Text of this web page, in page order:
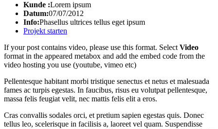
Kunde :Lorem ipsum
Datum:07/07/2012
Info:Phasellus ultrices tellus eget ipsum
Projekt starten
If your post contains video, please use this format. Select Video
format in the appeared metabox and add the embed code from the
video hosting you use (youtube, vimeo etc)
Pellentesque habitant morbi tristique senectus et netus et malesuada
fames ac turpis egestas. In faucibus, risus eu volutpat pellentesque,
massa felis feugiat velit, nec mattis felis elit a eros.
Cras convallis sodales orci, et pretium sapien egestas quis. Donec
tellus leo, scelerisque in facilisis a, laoreet vel quam. Suspendisse